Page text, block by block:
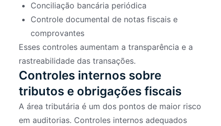
Conciliação bancária periódica
Controle documental de notas fiscais e
comprovantes
Esses controles aumentam a transparência e a
rastreabilidade das transações.
Controles internos sobre
tributos e obrigações fiscais
A área tributária é um dos pontos de maior risco
em auditorias. Controles internos adequados